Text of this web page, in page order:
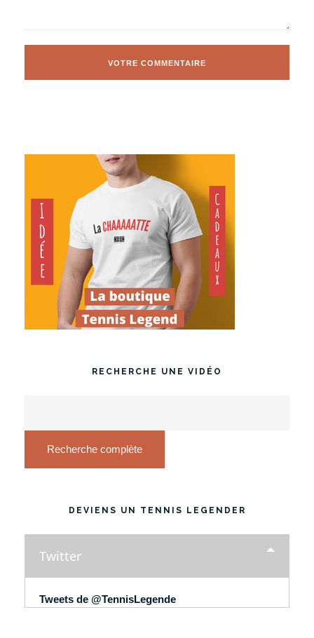
RECHERCHE UNE VIDÉO
Recherche complète
DEVIENS UN TENNIS LEGENDER
Twitter
Tweets de @TennisLegende